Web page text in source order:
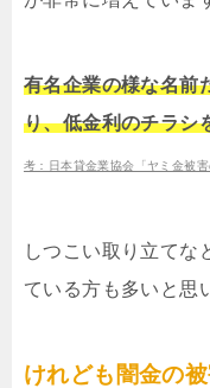
有名企業の様な名前
り、低金利のチラシ
考：日本貸金業協会「ヤミ金被害
しつこい取り立てな
ている方も多いと思
けれども闇金の